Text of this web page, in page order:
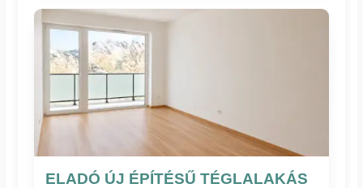
ELADÓ ÚJ ÉPÍTÉSŰ TÉGLALAKÁS